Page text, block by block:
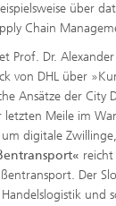
über
Chain
Prof. Dr.
von DHL über
Ansätze der City
Meile im
digitale
Der